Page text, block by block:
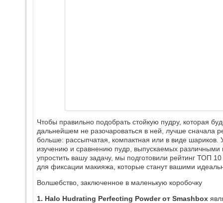
Чтобы правильно подобрать стойкую пудру, которая
дальнейшем не разочароваться в ней, лучше сначала
больше: рассыпчатая, компактная или в виде шариков.
изучению и сравнению пудр, выпускаемых
упростить вашу задачу, мы подготовили рейтинг ТОП
для фиксации макияжа, которые станут вашими
Волшебство, заключенное в маленькую коробочку
1. Нalo Hudrating Perfecting Powder от Smashbox